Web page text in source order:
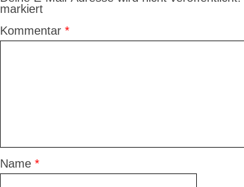
markiert
Kommentar *
Name *